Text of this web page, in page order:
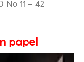
No 11 – 42
papel